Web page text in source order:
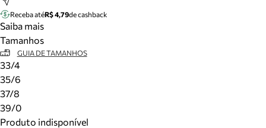
Tire dúvidas sobre pedidos, devoluções e mais.
Meus pedidos
Acompanhe seus pedidos e solicite devoluções.
Receba atéR$ 4,79de cashback
Saiba mais
Tamanhos
GUIA DE TAMANHOS
33/4
35/6
37/8
39/0
Produto indisponível